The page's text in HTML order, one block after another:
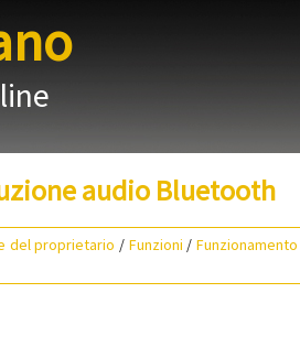
audio Bluetooth
del proprietario / Funzioni /